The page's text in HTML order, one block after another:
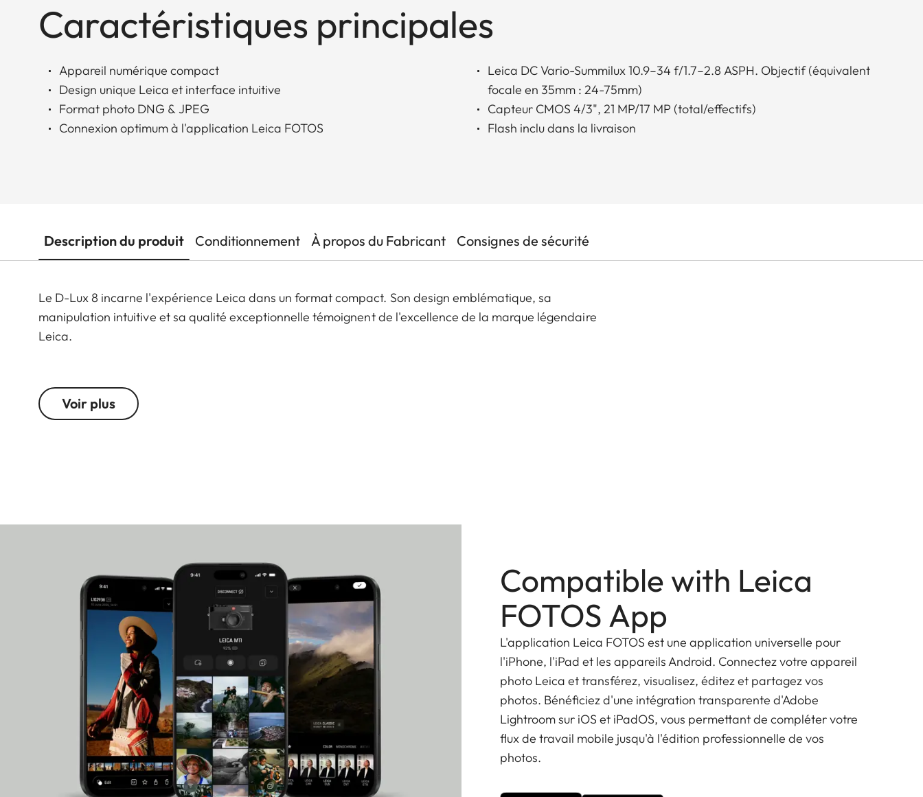
Caractéristiques principales
Appareil numérique compact
Design unique Leica et interface intuitive
Format photo DNG & JPEG
Connexion optimum à l'application Leica FOTOS
Leica DC Vario-Summilux 10.9–34 f/1.7–2.8 ASPH. Objectif (équivalent
focale en 35mm : 24-75mm)
Capteur CMOS 4/3", 21 MP/17 MP (total/effectifs)
Flash inclu dans la livraison
Description du produit Conditionnement À propos du Fabricant Consignes de sécurité
Le D-Lux 8 incarne l'expérience Leica dans un format compact. Son design emblématique, sa
manipulation intuitive et sa qualité exceptionnelle témoignent de l'excellence de la marque légendaire
Leica.
21 MP, une excellente qualité d'image est garantie. Le Leica D-Lux 8 prend en charge le format DNG,
et un flash puissant inclus dans la livraison augmente les possibilités créatives des photographes
Voir plus
Compatible with Leica
FOTOS App
L'application Leica FOTOS est une application universelle pour
l'iPhone, l'iPad et les appareils Android. Connectez votre appareil
photo Leica et transférez, visualisez, éditez et partagez vos
photos. Bénéficiez d'une intégration transparente d'Adobe
Lightroom sur iOS et iPadOS, vous permettant de compléter votre
flux de travail mobile jusqu'à l'édition professionnelle de vos
photos.